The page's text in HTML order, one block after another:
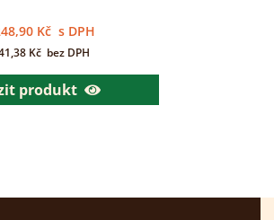
Kč s DPH
Kč bez DPH
produkt